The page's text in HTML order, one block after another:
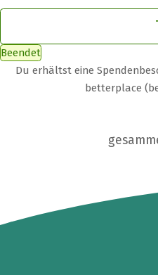
Beendet
Du erhältst eine
betterplace